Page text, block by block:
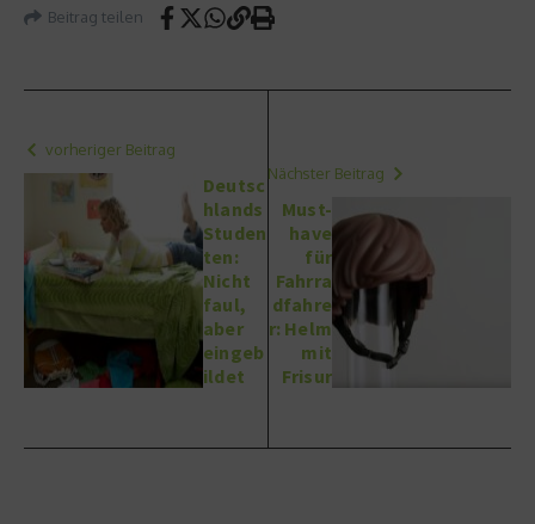
Beitrag teilen
vorheriger Beitrag
Deutsc
hlands
Studen
ten:
Nicht
faul,
aber
eingeb
ildet
Nächster Beitrag
Must-
have
für
Fahrra
dfahre
r: Helm
mit
Frisur